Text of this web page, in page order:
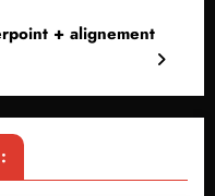
+ alignement